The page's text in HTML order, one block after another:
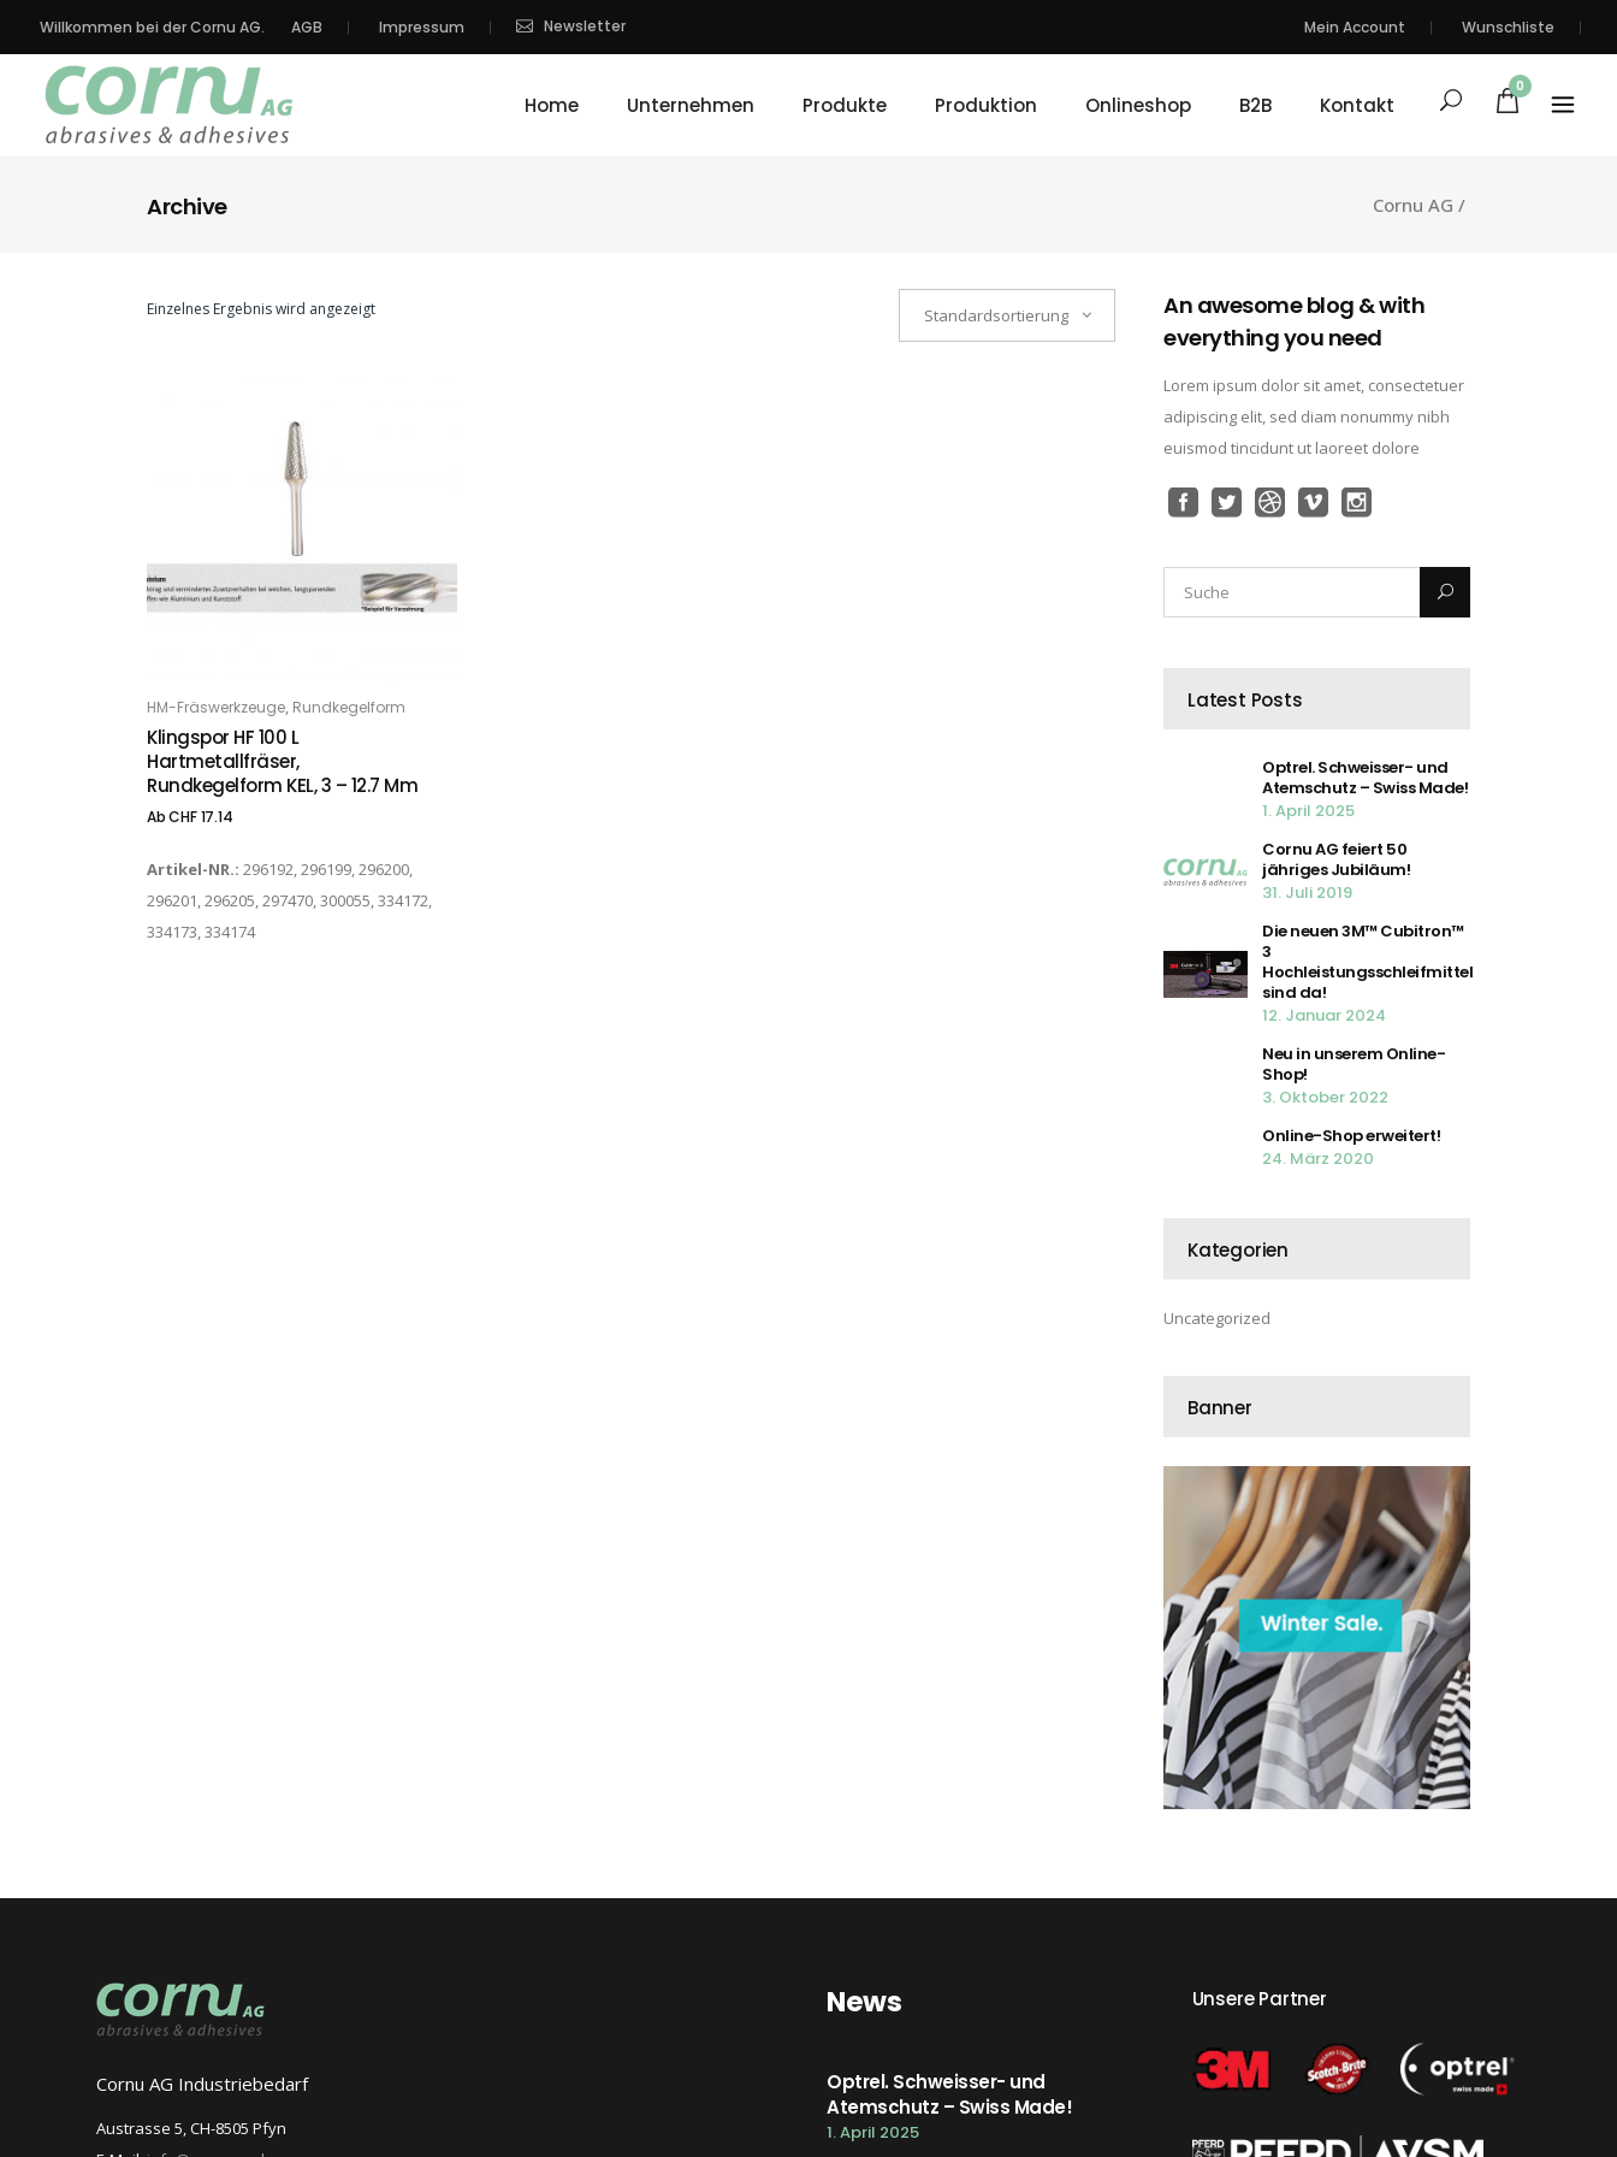
Willkommen bei der Cornu AG. AGB Impressum Newsletter Mein Account Wunschliste
Home Unternehmen Produkte Produktion Onlineshop B2B Kontakt
0
Archive Cornu AG /
Einzelnes Ergebnis wird angezeigt Standardsortierung
OPTIONS
HM-Fräswerkzeuge Rundkegelform
Klingspor HF 100 L
Hartmetallfräser,
Rundkegelform KEL, 3 – 12.7 Mm
AbCHF17.14
Artikel-NR.: 296192, 296199, 296200,
296201, 296205, 297470, 300055, 334172,
334173, 334174
An awesome blog & with
everything you need
Lorem ipsum dolor sit amet, consectetuer
adipiscing elit, sed diam nonummy nibh
euismod tincidunt ut laoreet dolore
Latest Posts
Optrel. Schweisser- und
Atemschutz – Swiss Made!
1. April 2025
Cornu AG feiert 50
jähriges Jubiläum!
31. Juli 2019
Die neuen 3M™ Cubitron™
3
Hochleistungsschleifmittel
sind da!
12. Januar 2024
Neu in unserem Online-
Shop!
3. Oktober 2022
Online-Shop erweitert!
24. März 2020
Kategorien
Uncategorized
Banner
Cornu AG Industriebedarf
Austrasse 5, CH-8505 Pfyn
News
Optrel. Schweisser- und
Atemschutz – Swiss Made!
1. April 2025
Unsere Partner